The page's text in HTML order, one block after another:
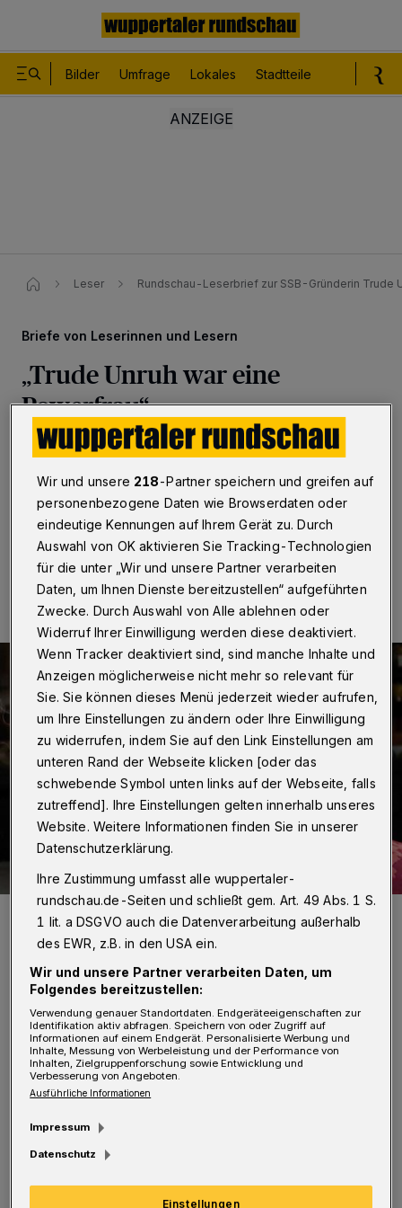
Bilder Umfrage Lokales Stadtteile
Leser Rundschau-Leserbrief zur SSB-Gründerin Trude
Briefe von Leserinnen und Lesern
„Trude Unruh war eine
Powerfrau“
Wuppertal·Betr.: Artikel „Gedenktafel für ,Graue
2025
23.07.2025 , 09:00 Uhr Eine Minute Lesezeit
T rude Unruh und ich haben nächtelang
über die Situation der alten Menschen in
Deutschland und in den Alten- und
Pflegeeinrichtungen diskutiert und sind zu
dem Entschluss gekommen, den Senioren-
Schutz-Bund (SSB) zu gründen. Als 2.
Wir und unsere 218-Partner speichern und greifen auf
personenbezogene Daten wie Browserdaten oder
eindeutige Kennungen auf Ihrem Gerät zu. Durch
Auswahl von OK aktivieren Sie Tracking-Technologien
für die unter „Wir und unsere Partner verarbeiten
Daten, um Ihnen Dienste bereitzustellen“ aufgeführten
Zwecke. Durch Auswahl von Alle ablehnen oder
Widerruf Ihrer Einwilligung werden diese deaktiviert.
Wenn Tracker deaktiviert sind, sind manche Inhalte und
Anzeigen möglicherweise nicht mehr so relevant für
Sie. Sie können dieses Menü jederzeit wieder aufrufen,
um Ihre Einstellungen zu ändern oder Ihre Einwilligung
zu widerrufen, indem Sie auf den Link Einstellungen am
unteren Rand der Webseite klicken [oder das
schwebende Symbol unten links auf der Webseite, falls
zutreffend]. Ihre Einstellungen gelten innerhalb unseres
Website. Weitere Informationen finden Sie in unserer
Datenschutzerklärung.
Ihre Zustimmung umfasst alle wuppertaler-
rundschau.de-Seiten und schließt gem. Art. 49 Abs. 1 S.
1 lit. a DSGVO auch die Datenverarbeitung außerhalb
des EWR, z.B. in den USA ein.
Wir und unsere Partner verarbeiten Daten, um
Folgendes bereitzustellen:
Verwendung genauer Standortdaten. Endgeräteeigenschaften zur
Identifikation aktiv abfragen. Speichern von oder Zugriff auf
Informationen auf einem Endgerät. Personalisierte Werbung und
Inhalte, Messung von Werbeleistung und der Performance von
Inhalten, Zielgruppenforschung sowie Entwicklung und
Verbesserung von Angeboten.
Ausführliche Informationen
Impressum
Datenschutz
Einstellungen